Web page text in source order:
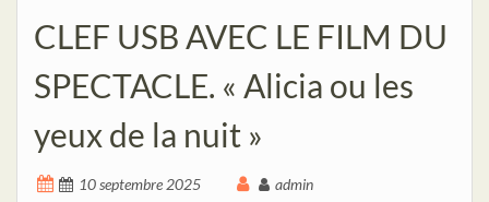
CLEF USB AVEC LE FILM DU
SPECTACLE. « Alicia ou les
yeux de la nuit »
10 septembre 2025 admin